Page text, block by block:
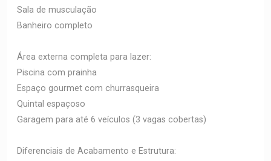
Sala de musculação
Banheiro completo
Área externa completa para lazer:
Piscina com prainha
Espaço gourmet com churrasqueira
Quintal espaçoso
Garagem para até 6 veículos (3 vagas cobertas)
Diferenciais de Acabamento e Estrutura: